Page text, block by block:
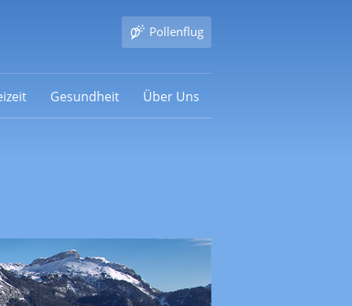
Pollenflug
Gesundheit Über Uns